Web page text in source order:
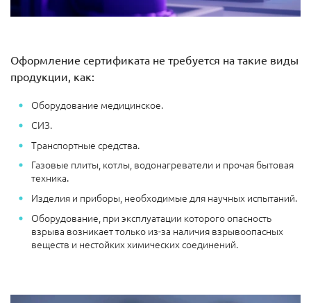
Оформление сертификата не требуется на такие виды
продукции, как:
Оборудование медицинское.
СИЗ.
Транспортные средства.
Газовые плиты, котлы, водонагреватели и прочая бытовая
техника.
Изделия и приборы, необходимые для научных испытаний.
Оборудование, при эксплуатации которого опасность
взрыва возникает только из-за наличия взрывоопасных
веществ и нестойких химических соединений.